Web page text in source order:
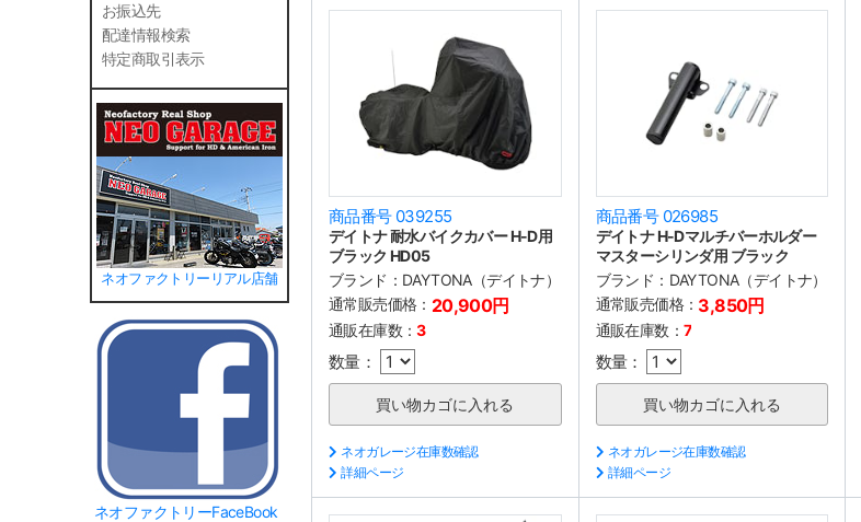
お振込先
配達情報検索
特定商取引表示
ネオファクトリーリアル店舗
ネオファクトリーFaceBook
商品番号 039255
デイトナ 耐水バイクカバー H-D用
ブラック HD05
ブランド： DAYTONA（デイトナ）
通常販売価格： 20,900円
通販在庫数：3
数量：
ネオガレージ在庫数確認
詳細ページ
商品番号 026985
デイトナ H-Dマルチバーホルダー
マスターシリンダ用 ブラック
ブランド： DAYTONA（デイトナ）
通常販売価格： 3,850円
通販在庫数： 7
数量：
ネオガレージ在庫数確認
詳細ページ